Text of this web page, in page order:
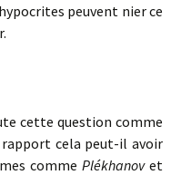
peuvent nier ce
cette question comme
rapport cela peut-il avoir
comme Plékhanovet